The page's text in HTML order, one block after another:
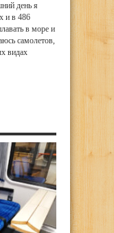
день я
и в 486
в море и
самолетов,
видах